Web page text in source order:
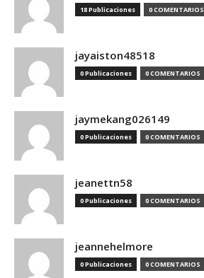
18 Publicaciones 0 COMENTARIOS
jayaiston48518
0 Publicaciones 0 COMENTARIOS
jaymekang026149
0 Publicaciones 0 COMENTARIOS
jeanettn58
0 Publicaciones 0 COMENTARIOS
jeannehelmore
0 Publicaciones 0 COMENTARIOS